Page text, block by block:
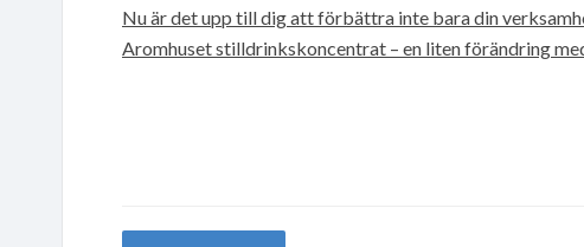
Nu är det upp till dig att förbättra inte bara din
Aromhuset stilldrinkskoncentrat – en liten förändring